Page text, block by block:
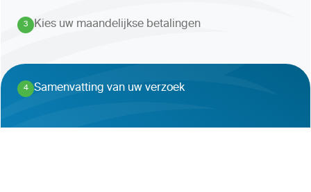
3
. Kies uw maandelijkse betalingen
4
. Samenvatting van uw verzoek